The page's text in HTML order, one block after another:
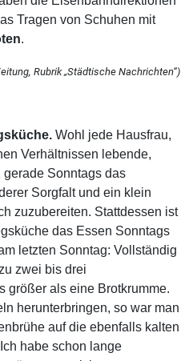
Tragen von Schuhen mit
.
Rubrik „Städtische Nachrichten“)
Wohl jede Hausfrau,
Verhältnissen lebende,
Sonntags das
Sorgfalt und ein klein
zuzubereiten. Stattdessen ist
das Essen Sonntags
letzten Sonntag: Vollständig
zwei bis drei
größer als eine Brotkrumme.
herunterbringen, so war man
auf die ebenfalls kalten
habe schon lange